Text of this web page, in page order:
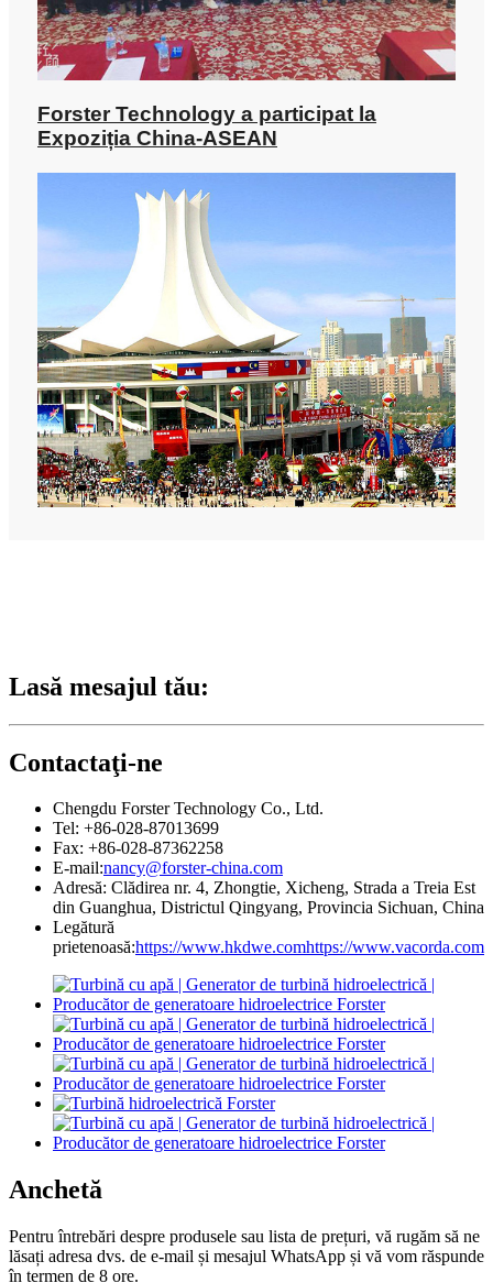
Forster Technology a participat la
Expoziția China-ASEAN
Lasă mesajul tău:
Contactaţi-ne
Chengdu Forster Technology Co., Ltd.
Tel: +86-028-87013699
Fax: +86-028-87362258
E-mail:nancy@forster-china.com
Adresă: Clădirea nr. 4, Zhongtie, Xicheng, Strada a Treia Est
din Guanghua, Districtul Qingyang, Provincia Sichuan, China
Legătură
prietenoasă:https://www.hkdwe.comhttps://www.vacorda.com
Anchetă
Pentru întrebări despre produsele sau lista de prețuri, vă rugăm să ne
lăsați adresa dvs. de e-mail și mesajul WhatsApp și vă vom răspunde
în termen de 8 ore.